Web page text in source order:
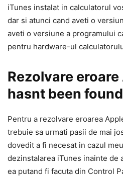
iTunes instalat in calculatorul
dar si atunci cand aveti o
aveti o versiune a programului
pentru hardware-ul
Rezolvare
hasnt been found
Pentru a rezolvare eroarea
trebuie sa urmati pasii de mai
dovedit a fi necesat in cazul
dezinstalarea iTunes inainte de
ea putand fi facuta din Control